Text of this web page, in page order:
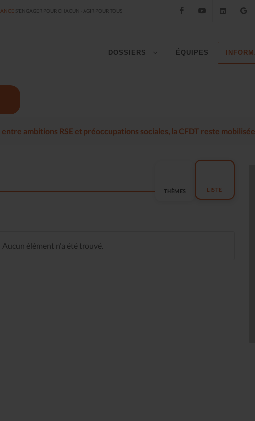
S'ENGAGER POUR CHACUN - AGIR POUR TOUS FacebookYouTube LinkedIn
DOSSIERS ÉQUIPES
ambitions RSE et préoccupations sociales, la CFDT reste mobilisée
THÈMES LISTE
Aucun élément n'a été trouvé.